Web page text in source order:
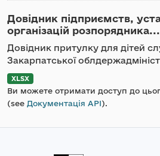
Довідник підприємств,
організацій розпорядника...
Довідник притулку для дітей
Закарпатської
XLSX
Ви можете отримати доступ до
(see Документація API).